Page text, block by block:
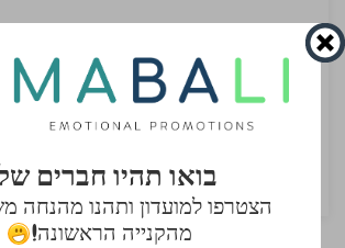
כובע פסגה - כובע מיתוג עם
כובע ארגוני למיתוג מהיר, עם מבנה
מעוגלת וסגירה מתכווננת – בחירה
₪7.00
בואו תהיו חברים
הצטרפו למועדון ותהנו מהנחה
מהקנייה הראשונה!